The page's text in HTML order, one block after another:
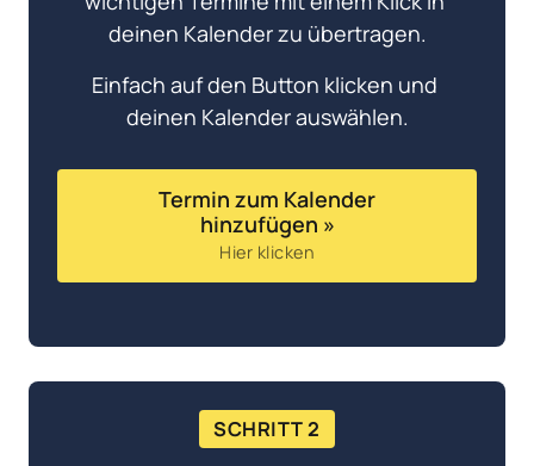
deinen Kalender zu übertragen.
Einfach auf den Button klicken und
deinen Kalender auswählen.
Termin zum Kalender
hinzufügen »
Hier klicken
SCHRITT 2